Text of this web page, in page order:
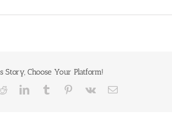
Story, Choose Your Platform!
RedditLinkedInTumblr Pinterest
Vk Email